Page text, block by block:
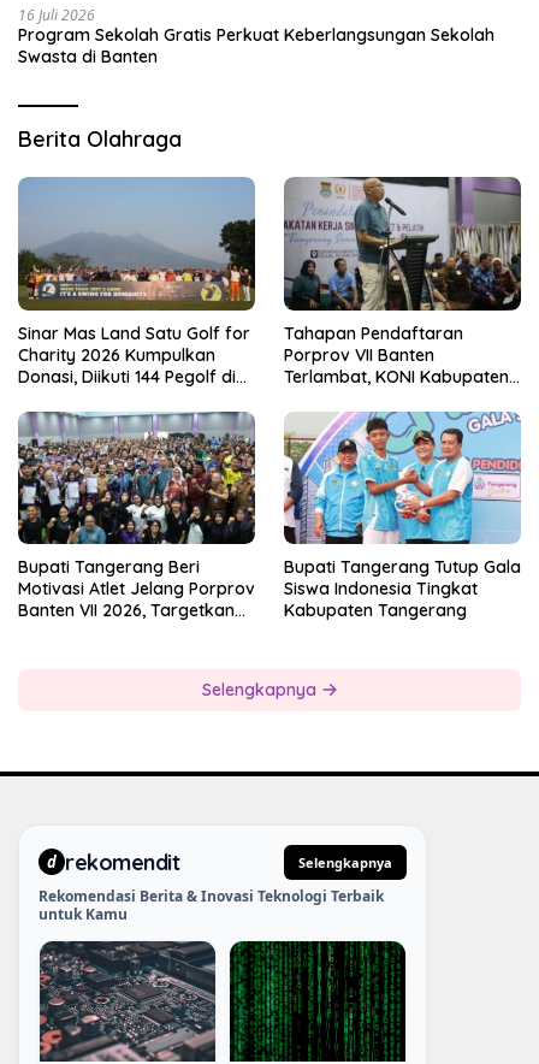
16 Juli 2026
Program Sekolah Gratis Perkuat Keberlangsungan Sekolah
Swasta di Banten
Berita Olahraga
Sinar Mas Land Satu Golf for
Charity 2026 Kumpulkan
Donasi, Diikuti 144 Pegolf di
Tahapan Pendaftaran
Porprov VII Banten
Terlambat, KONI Kabupaten
Kesiapan Panitia
Bupati Tangerang Beri
Motivasi Atlet Jelang Porprov
Banten VII 2026, Targetkan
Bupati Tangerang Tutup Gala
Siswa Indonesia Tingkat
Kabupaten Tangerang
Selengkapnya
d rekomendit Selengkapnya
Rekomendasi Berita & Inovasi Teknologi Terbaik
untuk Kamu